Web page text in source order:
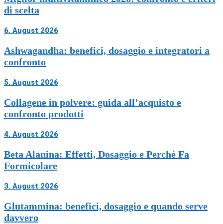
di scelta
6. August 2026
Ashwagandha: benefici, dosaggio e integratori a
confronto
5. August 2026
Collagene in polvere: guida all’acquisto e
confronto prodotti
4. August 2026
Beta Alanina: Effetti, Dosaggio e Perché Fa
Formicolare
3. August 2026
Glutammina: benefici, dosaggio e quando serve
davvero